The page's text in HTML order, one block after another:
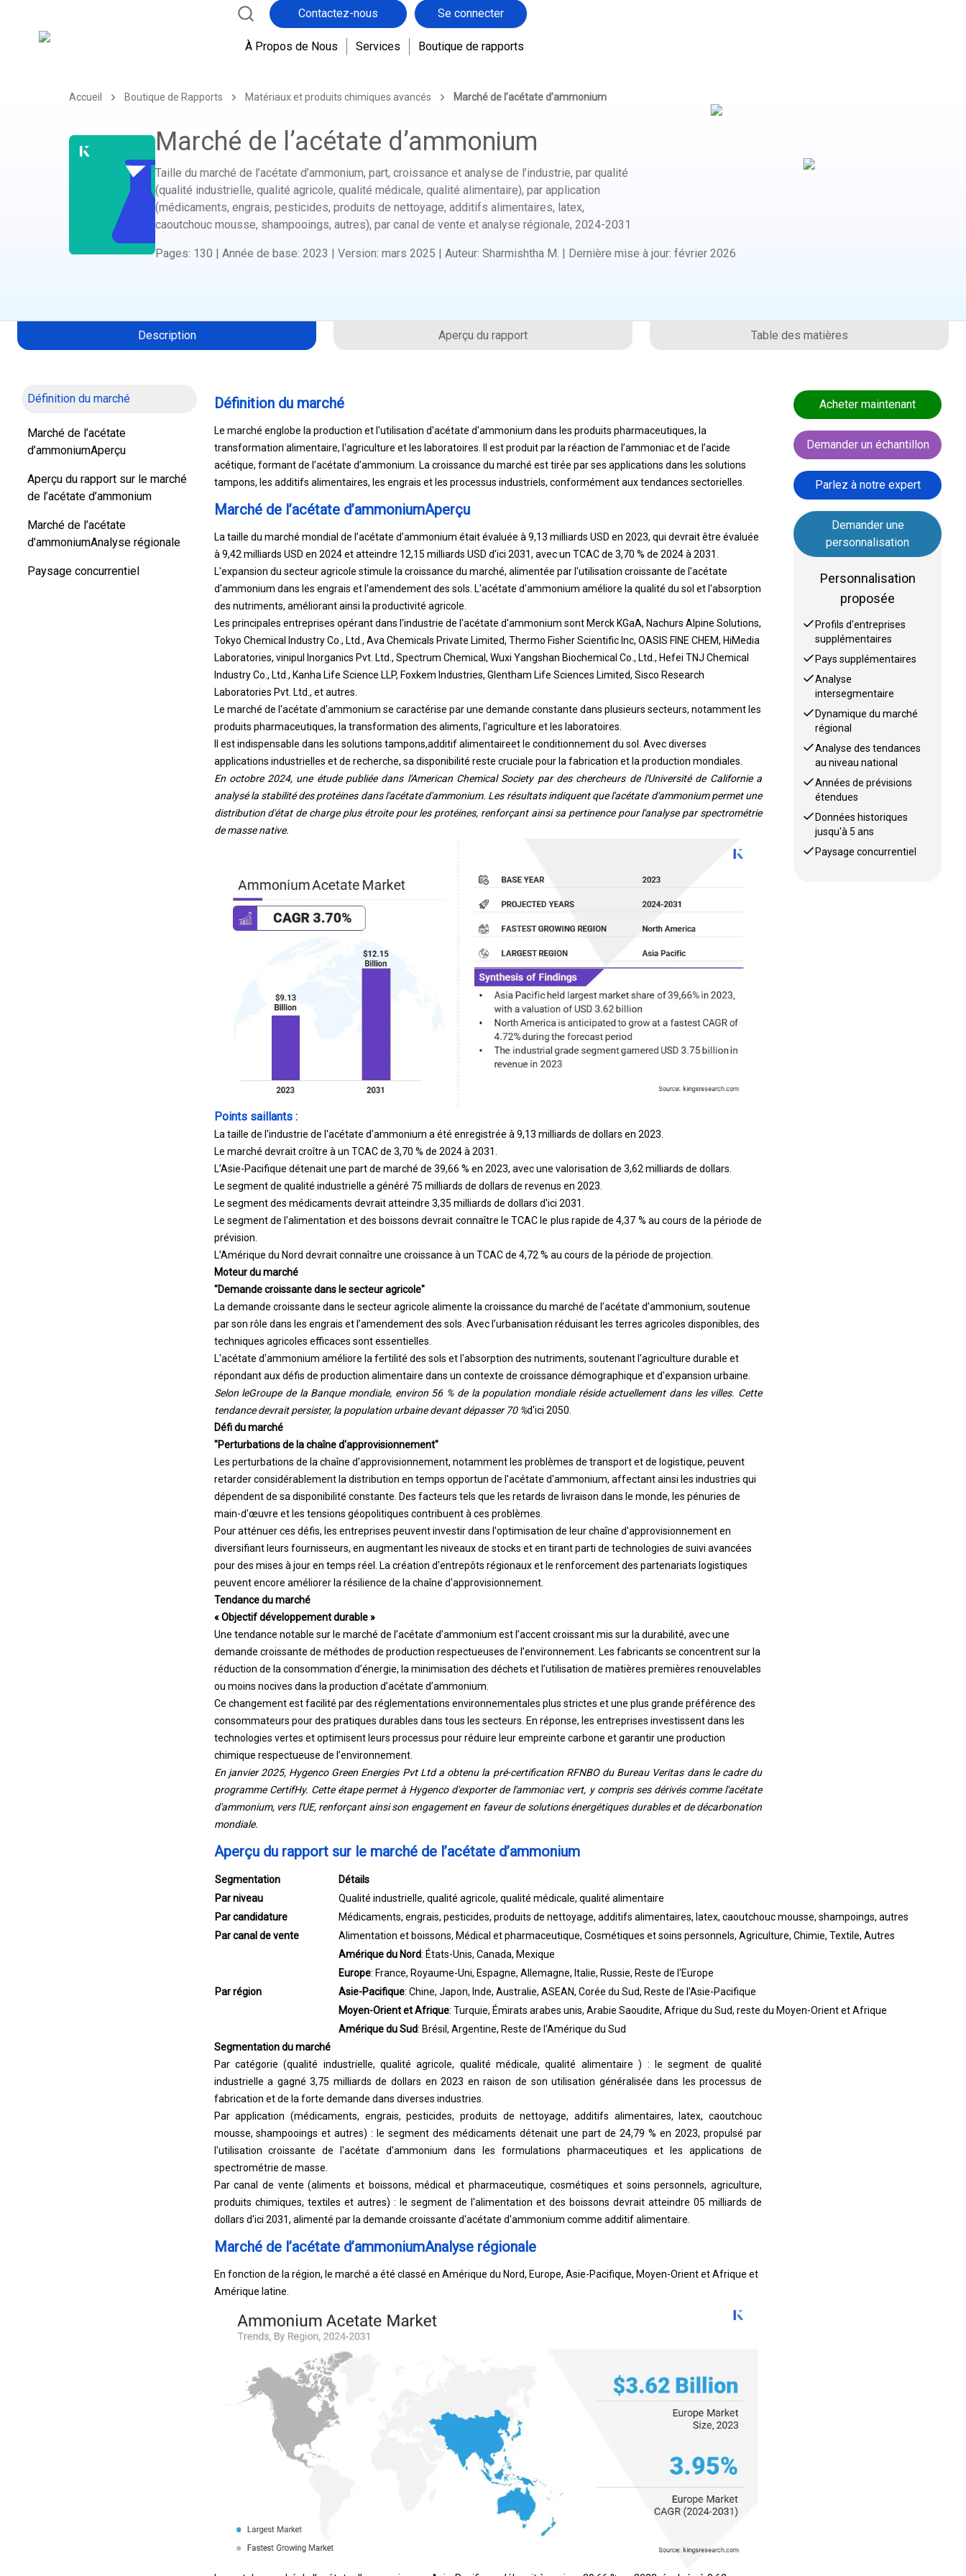
Contactez-nous Se connecter
À Propos de Nous Services Boutique de rapports
Accueil Boutique de Rapports Matériaux et produits chimiques avancés Marché de l’acétate d’ammonium
Marché de l’acétate d’ammonium
Taille du marché de l’acétate d’ammonium, part, croissance et analyse de l’industrie, par qualité
(qualité industrielle, qualité agricole, qualité médicale, qualité alimentaire), par application
(médicaments, engrais, pesticides, produits de nettoyage, additifs alimentaires, latex,
caoutchouc mousse, shampooings, autres), par canal de vente et analyse régionale, 2024-2031
Pages: 130 | Année de base: 2023 | Version: mars 2025 | Auteur: Sharmishtha M. | Dernière mise à jour: février 2026
Description Aperçu du rapport Table des matières
Définition du marché
Marché de l’acétate
d’ammoniumAperçu
Aperçu du rapport sur le marché
de l’acétate d’ammonium
Marché de l’acétate
d’ammoniumAnalyse régionale
Paysage concurrentiel
Définition du marché
Le marché englobe la production et l'utilisation d'acétate d'ammonium dans les produits pharmaceutiques, la
transformation alimentaire, l'agriculture et les laboratoires. Il est produit par la réaction de l’ammoniac et de l’acide
acétique, formant de l’acétate d’ammonium. La croissance du marché est tirée par ses applications dans les solutions
tampons, les additifs alimentaires, les engrais et les processus industriels, conformément aux tendances sectorielles.
Marché de l’acétate d’ammoniumAperçu
La taille du marché mondial de l’acétate d’ammonium était évaluée à 9,13 milliards USD en 2023, qui devrait être évaluée
à 9,42 milliards USD en 2024 et atteindre 12,15 milliards USD d’ici 2031, avec un TCAC de 3,70 % de 2024 à 2031.
L'expansion du secteur agricole stimule la croissance du marché, alimentée par l'utilisation croissante de l'acétate
d'ammonium dans les engrais et l'amendement des sols. L'acétate d'ammonium améliore la qualité du sol et l'absorption
des nutriments, améliorant ainsi la productivité agricole.
Les principales entreprises opérant dans l'industrie de l'acétate d'ammonium sont Merck KGaA, Nachurs Alpine Solutions,
Tokyo Chemical Industry Co., Ltd., Ava Chemicals Private Limited, Thermo Fisher Scientific Inc, OASIS FINE CHEM, HiMedia
Laboratories, vinipul Inorganics Pvt. Ltd., Spectrum Chemical, Wuxi Yangshan Biochemical Co., Ltd., Hefei TNJ Chemical
Industry Co., Ltd., Kanha Life Science LLP, Foxkem Industries, Glentham Life Sciences Limited, Sisco Research
Laboratories Pvt. Ltd., et autres.
Le marché de l'acétate d'ammonium se caractérise par une demande constante dans plusieurs secteurs, notamment les
produits pharmaceutiques, la transformation des aliments, l'agriculture et les laboratoires.
Il est indispensable dans les solutions tampons,additif alimentaireet le conditionnement du sol. Avec diverses
applications industrielles et de recherche, sa disponibilité reste cruciale pour la fabrication et la production mondiales.
En octobre 2024, une étude publiée dans l'American Chemical Society par des chercheurs de l'Université de Californie a
analysé la stabilité des protéines dans l'acétate d'ammonium. Les résultats indiquent que l'acétate d'ammonium permet une
distribution d'état de charge plus étroite pour les protéines, renforçant ainsi sa pertinence pour l'analyse par spectrométrie
de masse native.
Points saillants :
La taille de l'industrie de l'acétate d'ammonium a été enregistrée à 9,13 milliards de dollars en 2023.
Le marché devrait croître à un TCAC de 3,70 % de 2024 à 2031.
L’Asie-Pacifique détenait une part de marché de 39,66 % en 2023, avec une valorisation de 3,62 milliards de dollars.
Le segment de qualité industrielle a généré 75 milliards de dollars de revenus en 2023.
Le segment des médicaments devrait atteindre 3,35 milliards de dollars d'ici 2031.
Le segment de l'alimentation et des boissons devrait connaître le TCAC le plus rapide de 4,37 % au cours de la période de
prévision.
L’Amérique du Nord devrait connaître une croissance à un TCAC de 4,72 % au cours de la période de projection.
Moteur du marché
"Demande croissante dans le secteur agricole"
La demande croissante dans le secteur agricole alimente la croissance du marché de l’acétate d’ammonium, soutenue
par son rôle dans les engrais et l’amendement des sols. Avec l’urbanisation réduisant les terres agricoles disponibles, des
techniques agricoles efficaces sont essentielles.
L'acétate d'ammonium améliore la fertilité des sols et l'absorption des nutriments, soutenant l'agriculture durable et
répondant aux défis de production alimentaire dans un contexte de croissance démographique et d'expansion urbaine.
Selon leGroupe de la Banque mondiale, environ 56 % de la population mondiale réside actuellement dans les villes. Cette
tendance devrait persister, la population urbaine devant dépasser 70 %d'ici 2050.
Défi du marché
"Perturbations de la chaîne d'approvisionnement"
Les perturbations de la chaîne d'approvisionnement, notamment les problèmes de transport et de logistique, peuvent
retarder considérablement la distribution en temps opportun de l'acétate d'ammonium, affectant ainsi les industries qui
dépendent de sa disponibilité constante. Des facteurs tels que les retards de livraison dans le monde, les pénuries de
main-d'œuvre et les tensions géopolitiques contribuent à ces problèmes.
Pour atténuer ces défis, les entreprises peuvent investir dans l'optimisation de leur chaîne d'approvisionnement en
diversifiant leurs fournisseurs, en augmentant les niveaux de stocks et en tirant parti de technologies de suivi avancées
pour des mises à jour en temps réel. La création d'entrepôts régionaux et le renforcement des partenariats logistiques
peuvent encore améliorer la résilience de la chaîne d'approvisionnement.
Tendance du marché
« Objectif développement durable »
Une tendance notable sur le marché de l’acétate d’ammonium est l’accent croissant mis sur la durabilité, avec une
demande croissante de méthodes de production respectueuses de l’environnement. Les fabricants se concentrent sur la
réduction de la consommation d’énergie, la minimisation des déchets et l’utilisation de matières premières renouvelables
ou moins nocives dans la production d’acétate d’ammonium.
Ce changement est facilité par des réglementations environnementales plus strictes et une plus grande préférence des
consommateurs pour des pratiques durables dans tous les secteurs. En réponse, les entreprises investissent dans les
technologies vertes et optimisent leurs processus pour réduire leur empreinte carbone et garantir une production
chimique respectueuse de l’environnement.
En janvier 2025, Hygenco Green Energies Pvt Ltd a obtenu la pré-certification RFNBO du Bureau Veritas dans le cadre du
programme CertifHy. Cette étape permet à Hygenco d'exporter de l'ammoniac vert, y compris ses dérivés comme l'acétate
d'ammonium, vers l'UE, renforçant ainsi son engagement en faveur de solutions énergétiques durables et de décarbonation
mondiale.
Aperçu du rapport sur le marché de l’acétate d’ammonium
Segmentation
Détails
Par niveau
Qualité industrielle, qualité agricole, qualité médicale, qualité alimentaire
Par candidature
Médicaments, engrais, pesticides, produits de nettoyage, additifs alimentaires, latex, caoutchouc mousse, shampoings, autres
Par canal de vente
Alimentation et boissons, Médical et pharmaceutique, Cosmétiques et soins personnels, Agriculture, Chimie, Textile, Autres
Par région
Amérique du Nord: États-Unis, Canada, Mexique
Europe: France, Royaume-Uni, Espagne, Allemagne, Italie, Russie, Reste de l'Europe
Asie-Pacifique: Chine, Japon, Inde, Australie, ASEAN, Corée du Sud, Reste de l'Asie-Pacifique
Moyen-Orient et Afrique: Turquie, Émirats arabes unis, Arabie Saoudite, Afrique du Sud, reste du Moyen-Orient et Afrique
Amérique du Sud: Brésil, Argentine, Reste de l'Amérique du Sud
Segmentation du marché
Par catégorie (qualité industrielle, qualité agricole, qualité médicale, qualité alimentaire ) : le segment de qualité
industrielle a gagné 3,75 milliards de dollars en 2023 en raison de son utilisation généralisée dans les processus de
fabrication et de la forte demande dans diverses industries.
Par application (médicaments, engrais, pesticides, produits de nettoyage, additifs alimentaires, latex, caoutchouc
mousse, shampooings et autres) : le segment des médicaments détenait une part de 24,79 % en 2023, propulsé par
l'utilisation croissante de l'acétate d'ammonium dans les formulations pharmaceutiques et les applications de
spectrométrie de masse.
Par canal de vente (aliments et boissons, médical et pharmaceutique, cosmétiques et soins personnels, agriculture,
produits chimiques, textiles et autres) : le segment de l'alimentation et des boissons devrait atteindre 05 milliards de
dollars d'ici 2031, alimenté par la demande croissante d'acétate d'ammonium comme additif alimentaire.
Marché de l’acétate d’ammoniumAnalyse régionale
En fonction de la région, le marché a été classé en Amérique du Nord, Europe, Asie-Pacifique, Moyen-Orient et Afrique et
Amérique latine.
Acheter maintenant
Demander un échantillon
Parlez à notre expert
Demander une
personnalisation
Personnalisation
proposée
Profils d'entreprises
supplémentaires
Pays supplémentaires
Analyse
intersegmentaire
Dynamique du marché
régional
Analyse des tendances
au niveau national
Années de prévisions
étendues
Données historiques
jusqu'à 5 ans
Paysage concurrentiel